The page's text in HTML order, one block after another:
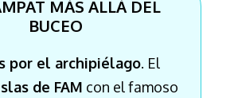
MÁS ALLÁ DEL
BUCEO
por el archipiélago. El
de FAM con el famoso